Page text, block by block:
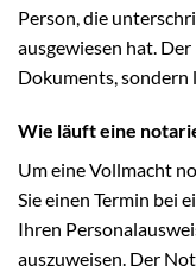
Person, die
ausgewiesen hat.
Dokuments, sondern
Wie läuft eine
Um eine Vollmacht
Sie einen Termin bei
Ihren
auszuweisen. Der